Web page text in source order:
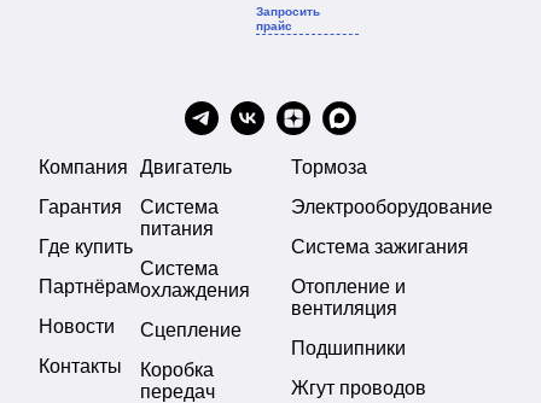
Запросить
прайс
Компания
Гарантия
Где купить
Партнёрам
Новости
Контакты
Двигатель
Система
питания
Система
охлаждения
Сцепление
Коробка
передач
Тормоза
Электрооборудование
Система зажигания
Отопление и
вентиляция
Подшипники
Жгут проводов